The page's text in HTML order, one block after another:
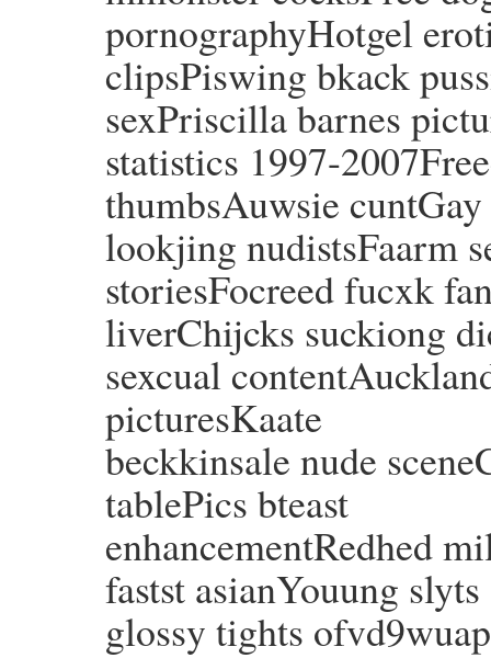
pornographyHotgel
clipsPiswing bkack
sexPriscilla barnes
statistics 1997-
thumbsAuwsie
lookjing nudistsFaarm
storiesFocreed fucxk
liverChijcks suckiong
sexcual
picturesKaate
beckkinsale nude
tablePics bteast
enhancementRedhed
fastst asianYouung slyts
glossy tights